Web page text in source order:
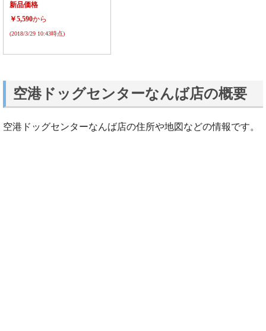
新品価格
￥5,590から
(2018/3/29 10:43時点)
空港ドッグセンターなんば店の概要
空港ドッグセンターなんば店の住所や地図などの情報です。